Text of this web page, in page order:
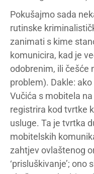
Pokušajmo sada
rutinske
zanimati s kime
komunicira, kad je
odobrenim, ili češće
problem). Dakle: ako
Vučića s mobitela
registrira kod tvrtke
usluge. Ta je tvrtka
mobitelskih
zahtjev ovlaštenog
‘prisluškivanje’;